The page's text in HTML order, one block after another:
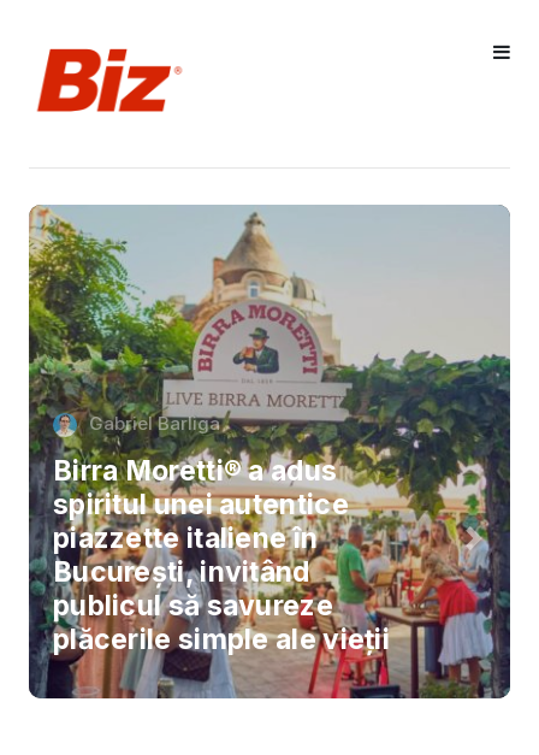
Gabriel Barliga
Birra Moretti® a adus
spiritul unei autentice
piazzette italiene în
București, invitând
publicul să savureze
plăcerile simple ale vieții